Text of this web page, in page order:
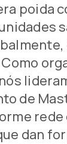
poida
de
rede
dan